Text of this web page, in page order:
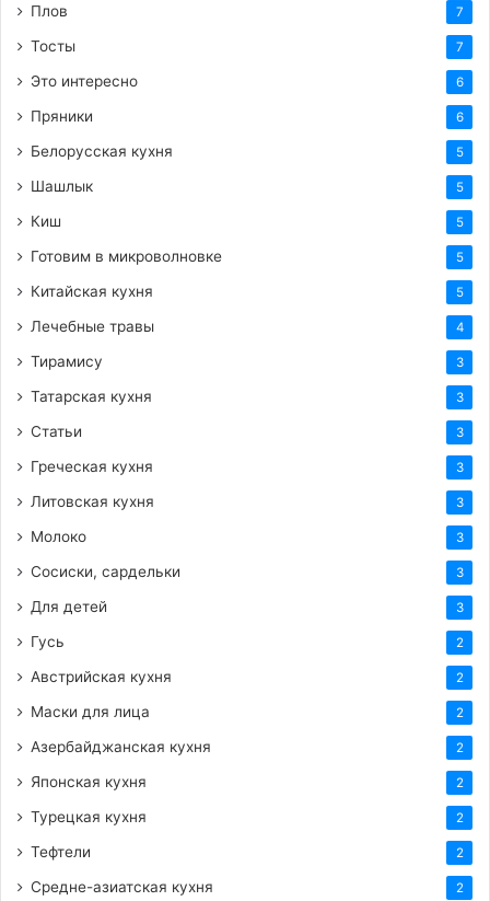
Подавать с клубникой.
Плов 7
Тосты 7
Это интересно 6
Пряники 6
Белорусская кухня 5
Шашлык 5
Киш 5
Готовим в микроволновке 5
Китайская кухня 5
Лечебные травы 4
Тирамису 3
Татарская кухня 3
Статьи 3
Греческая кухня 3
Литовская кухня 3
Молоко 3
Сосиски, сардельки 3
Для детей 3
Гусь 2
Австрийская кухня 2
Маски для лица 2
Азербайджанская кухня 2
Японская кухня 2
Турецкая кухня 2
Тефтели 2
Средне-азиатская кухня 2